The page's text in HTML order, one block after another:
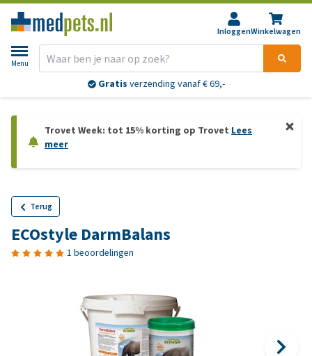
InloggenWinkelwagen
Menu
Gratis verzending vanaf € 69,-
Trovet Week: tot 15% korting op Trovet Lees
meer
Terug
ECOstyle DarmBalans
1 beoordelingen